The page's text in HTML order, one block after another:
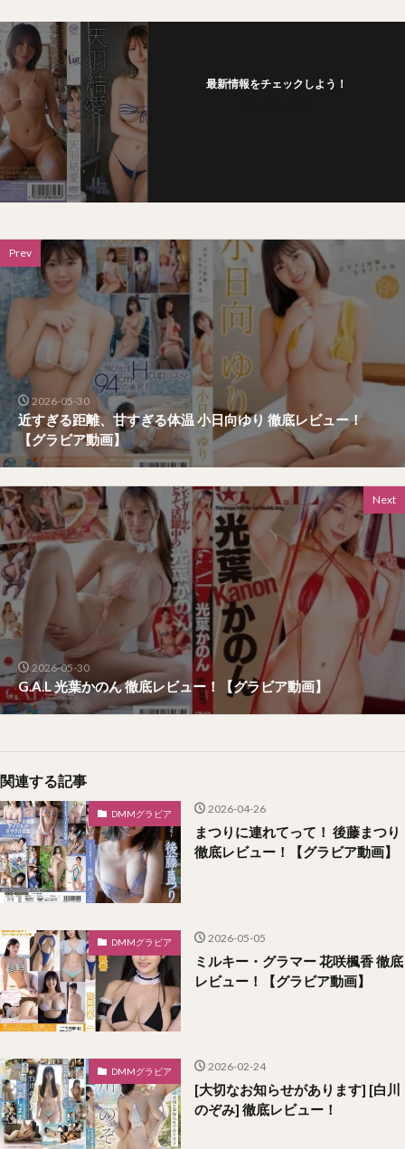
最新情報をチェックしよう！
Prev
2026-05-30
近すぎる距離、甘すぎる体温 小日向ゆり 徹底レビュー！
【グラビア動画】
Next
2026-05-30
G.A.L 光葉かのん 徹底レビュー！【グラビア動画】
関連する記事
DMMグラビア 2026-04-26
まつりに連れてって！ 後藤まつり
徹底レビュー！【グラビア動画】
DMMグラビア 2026-05-05
ミルキー・グラマー 花咲楓香 徹底
レビュー！【グラビア動画】
DMMグラビア 2026-02-24
[大切なお知らせがあります] [白川
のぞみ] 徹底レビュー！